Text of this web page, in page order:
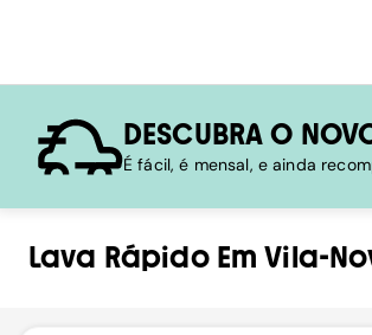
DESCUBRA O
É fácil, é mensal, e ainda
Lava RápidoEmVila-